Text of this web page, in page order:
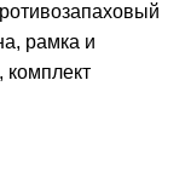
рамка и